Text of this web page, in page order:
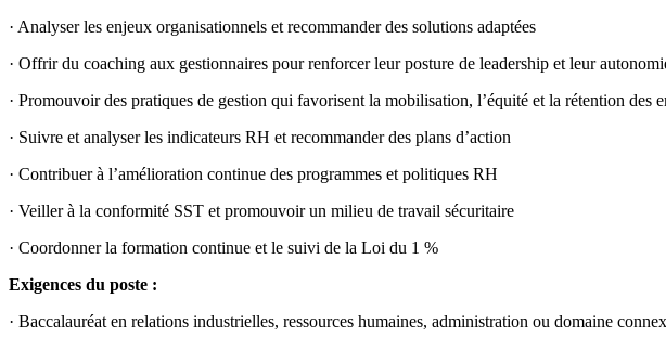
· Analyser les enjeux organisationnels et recommander des solutions adaptées
· Offrir du coaching aux gestionnaires pour renforcer leur posture de leadership et leur
· Promouvoir des pratiques de gestion qui favorisent la mobilisation, l’équité et la rétention des
· Suivre et analyser les indicateurs RH et recommander des plans d’action
· Contribuer à l’amélioration continue des programmes et politiques RH
· Veiller à la conformité SST et promouvoir un milieu de travail sécuritaire
· Coordonner la formation continue et le suivi de la Loi du 1 %
Exigences du poste :
· Baccalauréat en relations industrielles, ressources humaines, administration ou domaine